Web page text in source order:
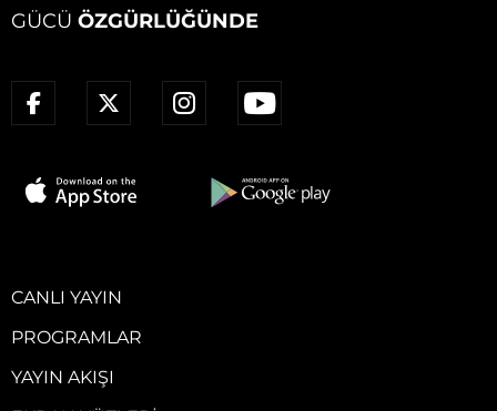
GÜCÜ ÖZGÜRLÜĞÜNDE
CANLI YAYIN
PROGRAMLAR
YAYIN AKIŞI